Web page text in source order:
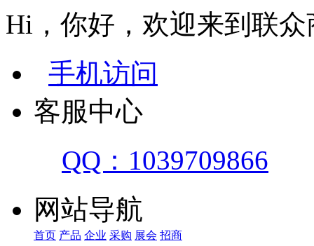
Hi，你好，欢迎来到联众
手机访问
客服中心
QQ：1039709866
网站导航
首页 产品 企业 采购 展会 招商